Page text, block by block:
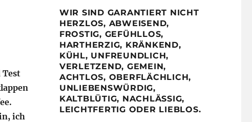
Test
ich
WIR SIND GARANTIERT NICHT
HERZLOS, ABWEISEND,
FROSTIG, GEFÜHLLOS,
HARTHERZIG, KRÄNKEND,
KÜHL, UNFREUNDLICH,
VERLETZEND, GEMEIN,
ACHTLOS, OBERFLÄCHLICH,
UNLIEBENSWÜRDIG,
KALTBLÜTIG, NACHLÄSSIG,
LEICHTFERTIG ODER LIEBLOS.